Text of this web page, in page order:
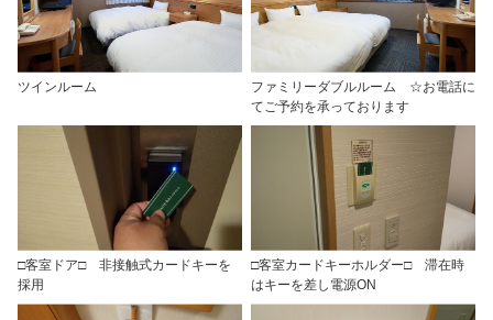
ツインルーム
ファミリーダブルルーム ☆お電話に
てご予約を承っております
□客室ドア□ 非接触式カードキーを
採用
□客室カードキーホルダー□ 滞在時
はキーを差し電源ON